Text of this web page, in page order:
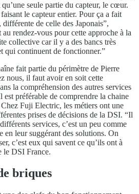
seule partie du capteur, le cœur.
le capteur entier. Pour ça a fait
de celle des Japonais”,
rendez-vous pour cette approche à la
collective car il y a des bancs très
qui continuent de fonctionner.”
fait partie du périmètre de Pierre
nous, il faut avoir en soit cette
la compréhension des autres services
est préférable de comprendre la chaine
Fuji Electric, les métiers ont une
prises de décisions de la DSI. “Il
services, c’est un peu comme
en leur suggérant des solutions. On
c’est eux qui savent ce qu’ils ont à
le DSI France.
briques